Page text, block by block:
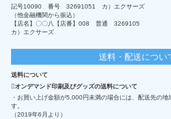
記号10090 番号 32691051 カ）エクサーズ
（他金融機関から振込）
【店名】〇〇八【店番】008 普通 3269105
カ）エクサーズ
送料・配送につい
送料について
オンデマンド印刷及びグッズの送料について
・お買い上げ金額が5,000円未満の場合には、配送先の
す。
（2019年6月より）